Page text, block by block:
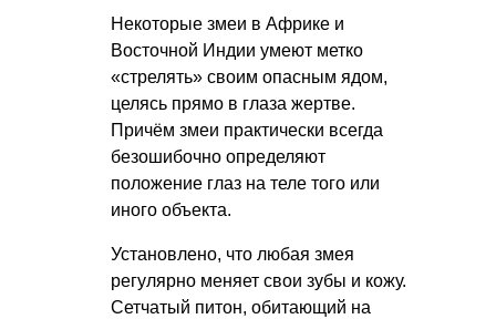
Некоторые змеи в Африке и
Восточной Индии умеют метко
«стрелять» своим опасным ядом,
целясь прямо в глаза жертве.
Причём змеи практически всегда
безошибочно определяют
положение глаз на теле того или
иного объекта.
Установлено, что любая змея
регулярно меняет свои зубы и кожу.
Сетчатый питон, обитающий на